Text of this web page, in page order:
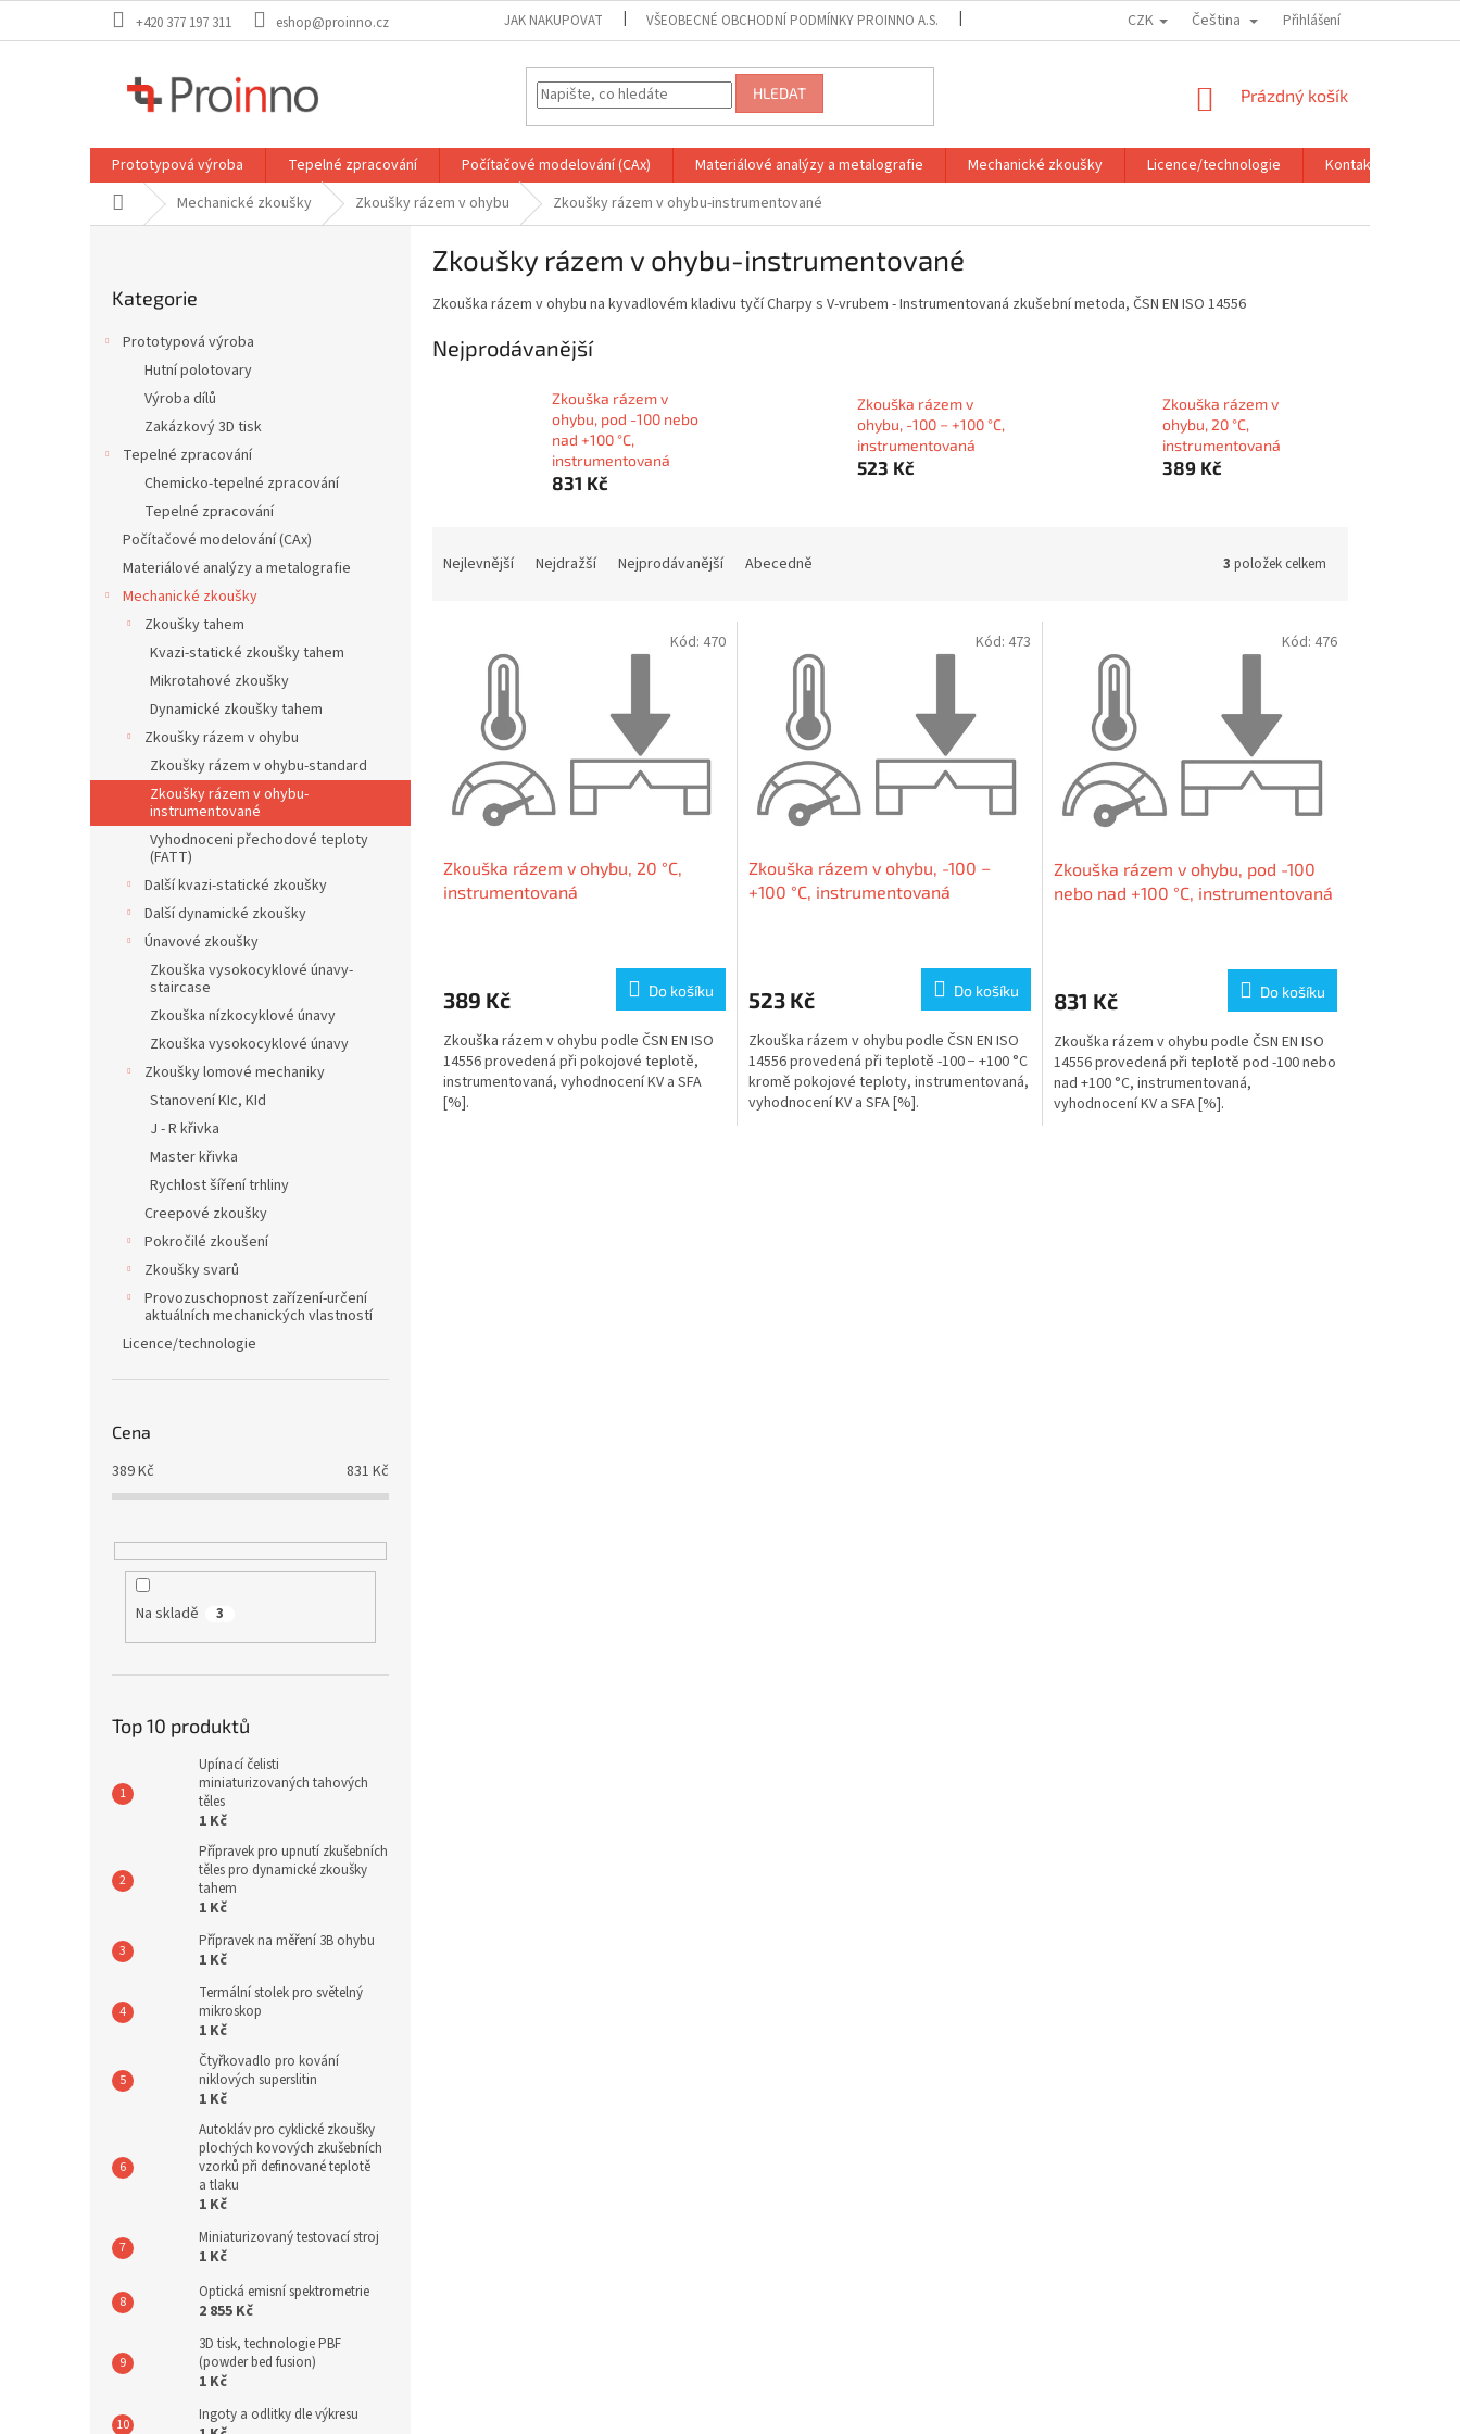
+420 377 197 311 eshop@proinno.cz JAK NAKUPOVAT VŠEOBECNÉ OBCHODNÍ PODMÍNKY PROINNO A.S. PODMÍNKY OCHRANY OSOBNÍCH ÚDAJŮ
CZK Čeština Přihlášení
HLEDAT
NÁKUPNÍ
Prázdný košík
Prototypová výroba Tepelné zpracování Počítačové modelování (CAx) Materiálové analýzy a metalografie Mechanické zkoušky Licence/technologie
Kontakt
Domů Mechanické zkoušky Zkoušky rázem v ohybu Zkoušky rázem v ohybu-instrumentované
kategorie
Kategorie
Prototypová výroba
Hutní polotovary
Výroba dílů
Zakázkový 3D tisk
Tepelné zpracování
Chemicko-tepelné zpracování
Tepelné zpracování
Počítačové modelování (CAx)
Materiálové analýzy a metalografie
Mechanické zkoušky
Zkoušky tahem
Kvazi-statické zkoušky tahem
Mikrotahové zkoušky
Dynamické zkoušky tahem
Zkoušky rázem v ohybu
Zkoušky rázem v ohybu-standard
Zkoušky rázem v ohybu-
instrumentované
Vyhodnoceni přechodové teploty
(FATT)
Další kvazi-statické zkoušky
Další dynamické zkoušky
Únavové zkoušky
Zkouška vysokocyklové únavy-
staircase
Zkouška nízkocyklové únavy
Zkouška vysokocyklové únavy
Zkoušky lomové mechaniky
Stanovení KIc, KId
J - R křivka
Master křivka
Rychlost šíření trhliny
Creepové zkoušky
Pokročilé zkoušení
Zkoušky svarů
Provozuschopnost zařízení-určení
aktuálních mechanických vlastností
Licence/technologie
Cena
389Kč 831 Kč
Na skladě 3
Top 10 produktů
Upínací čelisti
miniaturizovaných tahových
těles
1 Kč
Přípravek pro upnutí zkušebních
těles pro dynamické zkoušky
tahem
1 Kč
Přípravek na měření 3B ohybu
1 Kč
Termální stolek pro světelný
mikroskop
1 Kč
Čtyřkovadlo pro kování
niklových superslitin
1 Kč
Autokláv pro cyklické zkoušky
plochých kovových zkušebních
vzorků při definované teplotě
a tlaku
1 Kč
Miniaturizovaný testovací stroj
1 Kč
Optická emisní spektrometrie
2 855 Kč
3D tisk, technologie PBF
(powder bed fusion)
1 Kč
Ingoty a odlitky dle výkresu
Zkoušky rázem v ohybu-instrumentované
Zkouška rázem v ohybu na kyvadlovém kladivu tyčí Charpy s V-vrubem - Instrumentovaná zkušební metoda, ČSN EN ISO 14556
Nejprodávanější
Zkouška rázem v
ohybu, pod -100 nebo
nad +100 °C,
instrumentovaná
831 Kč
Zkouška rázem v
ohybu, -100 − +100 °C,
instrumentovaná
523 Kč
Zkouška rázem v
ohybu, 20 °C,
instrumentovaná
389 Kč
Nejlevnější Nejdražší Nejprodávanější Abecedně 3 položek celkem
Zkouška rázem v ohybu, 20 °C,
instrumentovaná
389 Kč Do košíku
Zkouška rázem v ohybu podle ČSN EN ISO
14556 provedená při pokojové teplotě,
instrumentovaná, vyhodnocení KV a SFA
[%].
Kód: 470
Zkouška rázem v ohybu, -100 −
+100 °C, instrumentovaná
523 Kč Do košíku
Zkouška rázem v ohybu podle ČSN EN ISO
14556 provedená při teplotě -100 − +100 °C
kromě pokojové teploty, instrumentovaná,
vyhodnocení KV a SFA [%].
Kód: 473
Zkouška rázem v ohybu, pod -100
nebo nad +100 °C, instrumentovaná
831 Kč Do košíku
Zkouška rázem v ohybu podle ČSN EN ISO
14556 provedená při teplotě pod -100 nebo
nad +100 °C, instrumentovaná,
vyhodnocení KV a SFA [%].
Kód: 476